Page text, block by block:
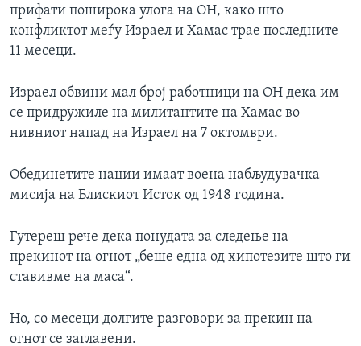
прифати поширока улога на ОН, како што
конфликтот меѓу Израел и Хамас трае последните
11 месеци.
Израел обвини мал број работници на ОН дека им
се придружиле на милитантите на Хамас во
нивниот напад на Израел на 7 октомври.
Обединетите нации имаат воена набљудувачка
мисија на Блискиот Исток од 1948 година.
Гутереш рече дека понудата за следење на
прекинот на огнот „беше една од хипотезите што ги
ставивме на маса“.
Но, со месеци долгите разговори за прекин на
огнот се заглавени.